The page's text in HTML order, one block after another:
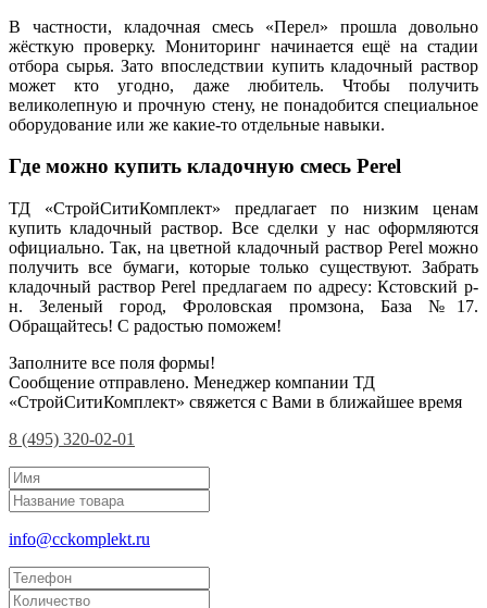
В частности, кладочная смесь «Перел» прошла довольно
жёсткую проверку. Мониторинг начинается ещё на стадии
отбора сырья. Зато впоследствии купить кладочный раствор
может кто угодно, даже любитель. Чтобы получить
великолепную и прочную стену, не понадобится специальное
оборудование или же какие-то отдельные навыки.
Где можно купить кладочную смесь Perel
ТД «СтройСитиКомплект» предлагает по низким ценам
купить кладочный раствор. Все сделки у нас оформляются
официально. Так, на цветной кладочный раствор Perel можно
получить все бумаги, которые только существуют. Забрать
кладочный раствор Perel предлагаем по адресу: Кстовский р-
н. Зеленый город, Фроловская промзона, База №17.
Обращайтесь! С радостью поможем!
Заполните все поля формы!
Сообщение отправлено. Менеджер компании ТД
«СтройСитиКомплект» свяжется с Вами в ближайшее время
8 (495) 320-02-01
info@cckomplekt.ru